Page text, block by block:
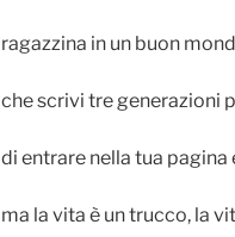
ragazzina in un buon
che scrivi tre generazioni
di entrare nella tua pagina
ma la vita è un trucco, la